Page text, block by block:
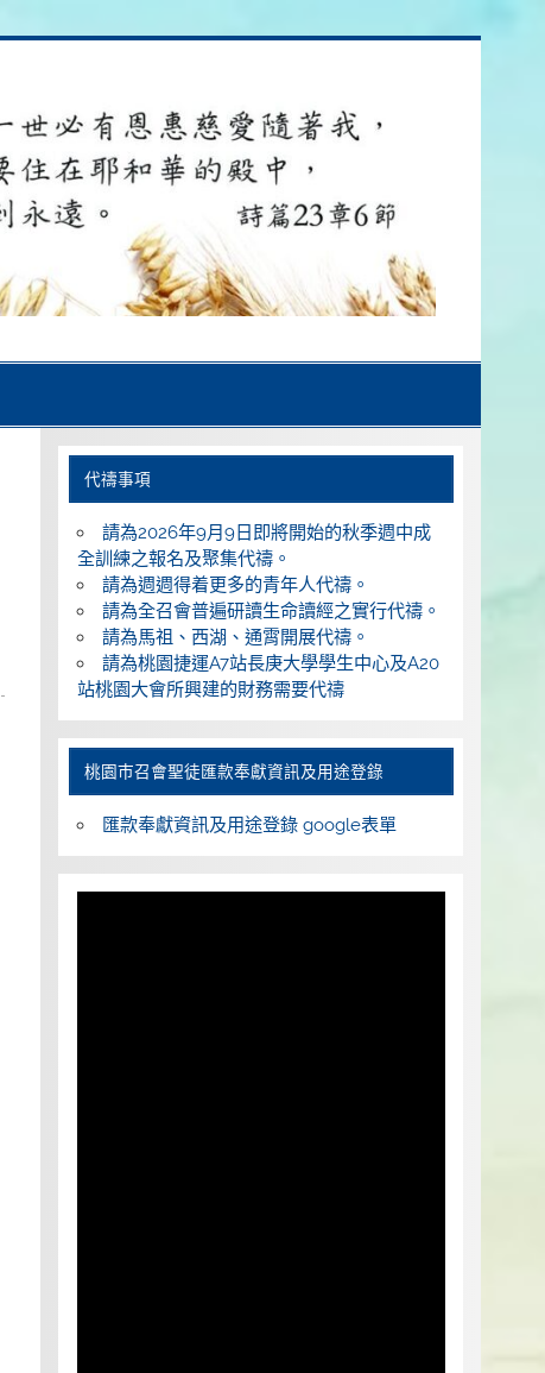
代禱事項
請為2026年9月9日即將開始的秋季週中成
全訓練之報名及聚集代禱。
請為週週得着更多的青年人代禱。
請為全召會普遍研讀生命讀經之實行代禱。
請為馬祖、西湖、通霄開展代禱。
請為桃園捷運A7站長庚大學學生中心及A20
站桃園大會所興建的財務需要代禱
桃園巿召會聖徒匯款奉獻資訊及用途登錄
匯款奉獻資訊及用途登錄 google表單